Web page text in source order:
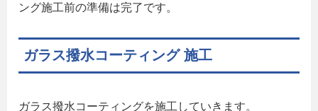
ング施工前の準備は完了です。
ガラス撥水コーティング 施工
ガラス撥水コーティングを施工していきます。